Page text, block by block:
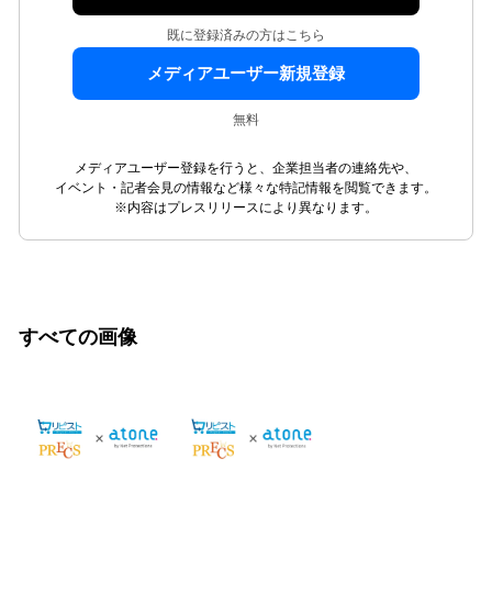
既に登録済みの方はこちら
メディアユーザー新規登録
無料
メディアユーザー登録を行うと、企業担当者の連絡先や、
イベント・記者会見の情報など様々な特記情報を閲覧できます。
※内容はプレスリリースにより異なります。
すべての画像